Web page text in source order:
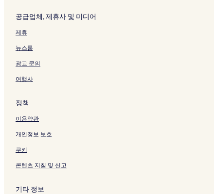
공급업체, 제휴사 및 미디어
제휴
뉴스룸
광고 문의
여행사
정책
이용약관
개인정보 보호
쿠키
콘텐츠 지침 및 신고
기타 정보